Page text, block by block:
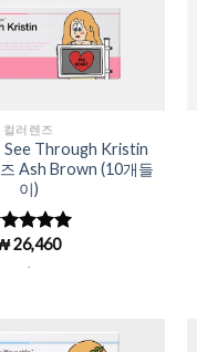
Add to
Wishlist
컬러렌즈
See Through Kristin
Ash Brown (10개들
이)
중에서
로 평
26,460